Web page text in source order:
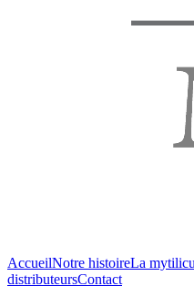
AccueilNotre histoireLa
distributeursContact